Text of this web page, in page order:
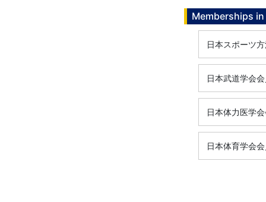
Memberships
日本スポーツ
日本武道学会
日本体力医学
日本体育学会